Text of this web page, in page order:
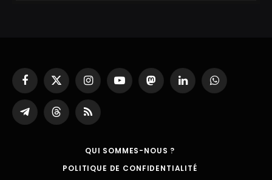
Facebook
X
(Twitter)
InstagramYouTubeMastodonLinkedInWhatsApp
Partager
sur
ThreadsRSS
QUI SOMMES-NOUS ?
POLITIQUE DE CONFIDENTIALITÉ